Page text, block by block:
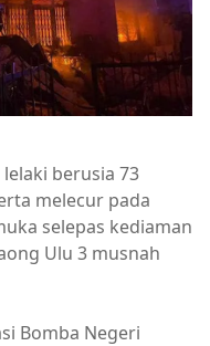
lelaki berusia 73
melecur pada
selepas kediaman
Ulu 3 musnah
Bomba Negeri